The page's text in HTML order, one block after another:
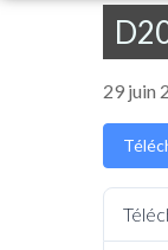
29 juin